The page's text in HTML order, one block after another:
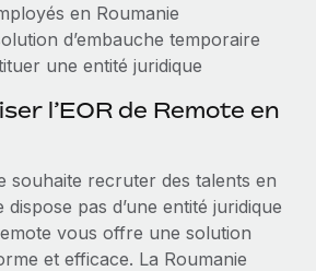
gère ses 55 employés
pays grâce à Remote
du conseil en matière de
encourage les...
en Roumanie
d’embauche temporaire
une entité juridique
l’EOR de Remote en
souhaite recruter des talents en
dispose pas d’une entité juridique
vous offre une solution
et efficace. La Roumanie